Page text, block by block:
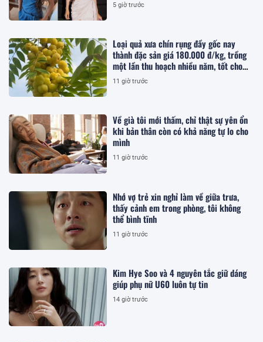
5 giờ trước
Loại quả xưa chín rụng đầy gốc nay
thành đặc sản giá 180.000 đ/kg, trồng
một lần thu hoạch nhiều năm, tốt cho
sức khỏe
11 giờ trước
Về già tôi mới thấm, chỉ thật sự yên ổn
khi bản thân còn có khả năng tự lo cho
mình
11 giờ trước
Nhớ vợ trẻ xin nghỉ làm về giữa trưa,
thấy cảnh em trong phòng, tôi không
thể bình tĩnh
11 giờ trước
Kim Hye Soo và 4 nguyên tắc giữ dáng
giúp phụ nữ U60 luôn tự tin
14 giờ trước